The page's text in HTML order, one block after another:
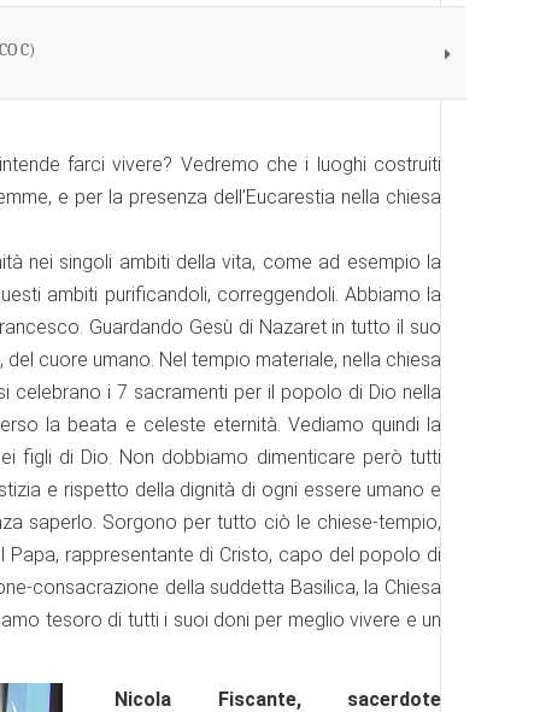
C)
farci vivere? Vedremo che i luoghi costruiti
e per la presenza dell’Eucarestia nella chiesa
nei singoli ambiti della vita, come ad esempio la
ambiti purificandoli, correggendoli. Abbiamo la
Guardando Gesù di Nazaret in tutto il suo
cuore umano. Nel tempio materiale, nella chiesa
celebrano i 7 sacramenti per il popolo di Dio nella
la beata e celeste eternità. Vediamo quindi la
figli di Dio. Non dobbiamo dimenticare però tutti
e rispetto della dignità di ogni essere umano e
saperlo. Sorgono per tutto ciò le chiese-tempio,
rappresentante di Cristo, capo del popolo di
consacrazione della suddetta Basilica, la Chiesa
tesoro di tutti i suoi doni per meglio vivere e un
Nicola Fiscante, sacerdote